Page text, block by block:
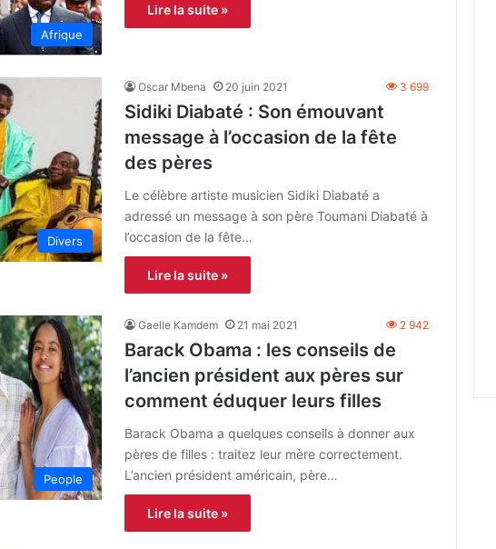
Afrique
Lire la suite »
Divers
Oscar Mbena 20 juin 2021 3 699
Sidiki Diabaté : Son émouvant
message à l’occasion de la fête
des pères
Le célèbre artiste musicien Sidiki Diabaté a
adressé un message à son père Toumani Diabaté à
l’occasion de la fête…
Lire la suite »
People
Gaelle Kamdem 21 mai 2021 2 942
Barack Obama : les conseils de
l’ancien président aux pères sur
comment éduquer leurs filles
Barack Obama a quelques conseils à donner aux
pères de filles : traitez leur mère correctement.
L’ancien président américain, père…
Lire la suite »